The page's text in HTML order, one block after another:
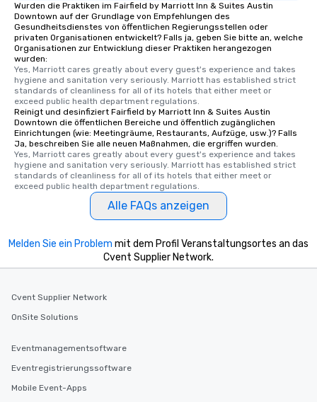
Wurden die Praktiken im Fairfield by Marriott Inn & Suites Austin
Downtown auf der Grundlage von Empfehlungen des
Gesundheitsdienstes von öffentlichen Regierungsstellen oder
privaten Organisationen entwickelt? Falls ja, geben Sie bitte an, welche
Organisationen zur Entwicklung dieser Praktiken herangezogen
wurden:
Yes, Marriott cares greatly about every guest's experience and takes
hygiene and sanitation very seriously. Marriott has established strict
standards of cleanliness for all of its hotels that either meet or
exceed public health department regulations.
Reinigt und desinfiziert Fairfield by Marriott Inn & Suites Austin
Downtown die öffentlichen Bereiche und öffentlich zugänglichen
Einrichtungen (wie: Meetingräume, Restaurants, Aufzüge, usw.)? Falls
Ja, beschreiben Sie alle neuen Maßnahmen, die ergriffen wurden.
Yes, Marriott cares greatly about every guest's experience and takes
hygiene and sanitation very seriously. Marriott has established strict
standards of cleanliness for all of its hotels that either meet or
exceed public health department regulations.
Alle FAQs anzeigen
Melden Sie ein Problem mit dem Profil Veranstaltungsortes an das
Cvent Supplier Network.
Cvent Supplier Network
OnSite Solutions
Eventmanagementsoftware
Eventregistrierungssoftware
Mobile Event-Apps